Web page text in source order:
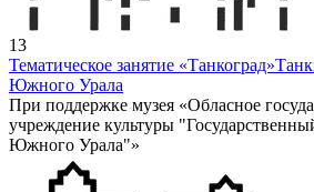
13
Тематическое занятие «Танкоград»
Южного Урала
При поддержке музея «Обласное
учреждение культуры
Южного Урала"»